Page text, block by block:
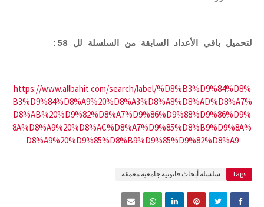
لتحميل باقي الأعداد السابقة من السلسلة لل 58:
https://www.allbahit.com/search/label/%D8%B3%D9%84%D8%
B3%D9%84%D8%A9%20%D8%A3%D8%A8%D8%AD%D8%A7%
D8%AB%20%D9%82%D8%A7%D9%86%D9%88%D9%86%D9%
8A%D8%A9%20%D8%AC%D8%A7%D9%85%D8%B9%D9%8A%
D8%A9%20%D9%85%D8%B9%D9%85%D9%82%D8%A9
Tags سلسلة أبحاث قانونية جامعية معمقة